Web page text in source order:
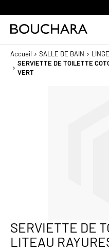
Accueil SALLE DE BAIN
SERVIETTE DE TOILETTE
VERT
Passer
au
début
SERVIETTE DE
LITEAU